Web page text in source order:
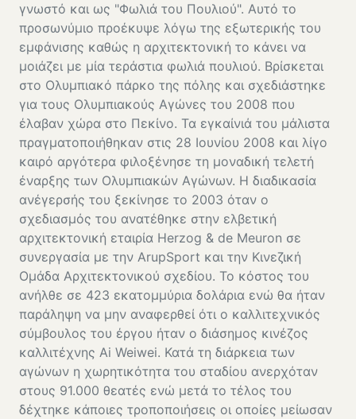
γνωστό και ως "Φωλιά του Πουλιού". Αυτό το
προσωνύμιο προέκυψε λόγω της εξωτερικής του
εμφάνισης καθώς η αρχιτεκτονική το κάνει να
μοιάζει με μία τεράστια φωλιά πουλιού. Βρίσκεται
στο Ολυμπιακό πάρκο της πόλης και σχεδιάστηκε
για τους Ολυμπιακούς Αγώνες του 2008 που
έλαβαν χώρα στο Πεκίνο. Τα εγκαίνιά του μάλιστα
πραγματοποιήθηκαν στις 28 Ιουνίου 2008 και λίγο
καιρό αργότερα φιλοξένησε τη μοναδική τελετή
έναρξης των Ολυμπιακών Αγώνων. Η διαδικασία
ανέγερσής του ξεκίνησε το 2003 όταν ο
σχεδιασμός του ανατέθηκε στην ελβετική
αρχιτεκτονική εταιρία Herzog & de Meuron σε
συνεργασία με την ArupSport και την Κινεζική
Ομάδα Αρχιτεκτονικού σχεδίου. Το κόστος του
ανήλθε σε 423 εκατομμύρια δολάρια ενώ θα ήταν
παράληψη να μην αναφερθεί ότι ο καλλιτεχνικός
σύμβουλος του έργου ήταν ο διάσημος κινέζος
καλλιτέχνης Ai Weiwei. Κατά τη διάρκεια των
αγώνων η χωρητικότητα του σταδίου ανερχόταν
στους 91.000 θεατές ενώ μετά το τέλος του
δέχτηκε κάποιες τροποποιήσεις οι οποίες μείωσαν